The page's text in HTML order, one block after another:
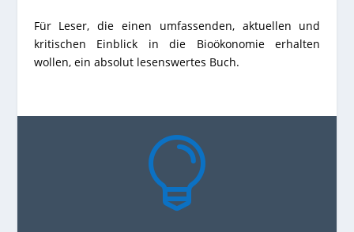
Für Leser, die einen umfassenden, aktuellen und
kritischen Einblick in die Bioökonomie erhalten
wollen, ein absolut lesenswertes Buch.
